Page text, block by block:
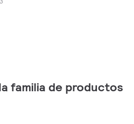
familia de productos